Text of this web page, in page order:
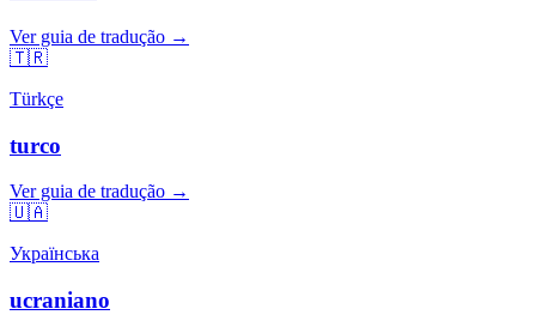
Ver guia de tradução →
🇹🇷
Türkçe
turco
Ver guia de tradução →
🇺🇦
Українська
ucraniano